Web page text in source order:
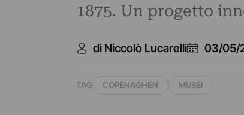
1875. Un progetto
di Niccolò Lucarelli 03/05/
TAG COPENAGHEN MUSEI